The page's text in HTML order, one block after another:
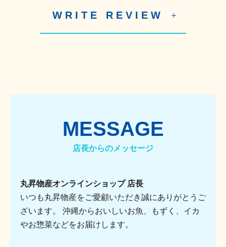
WRITE REVIEW
MESSAGE
店長からのメッセージ
丸昇物産オンラインショップ 店長
いつも丸昇物産をご愛顧いただき誠にありがとうご
ざいます。 沖縄からおいしいお魚、もずく、イカ
やお惣菜などをお届けします。